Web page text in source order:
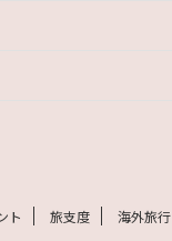
ト 旅支度 海外旅行